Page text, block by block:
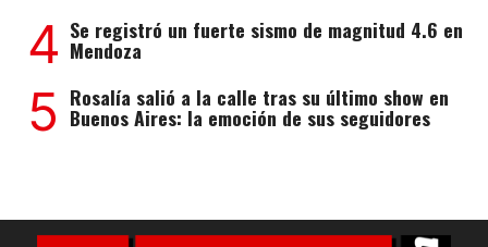
4 Se registró un fuerte sismo de magnitud 4.6 en
Mendoza
5 Rosalía salió a la calle tras su último show en
Buenos Aires: la emoción de sus seguidores